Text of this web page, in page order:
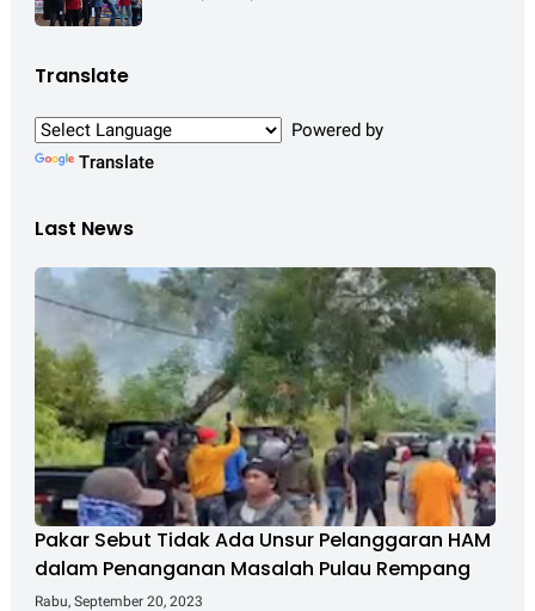
Translate
Powered by
Translate
Last News
Pakar Sebut Tidak Ada Unsur Pelanggaran HAM
dalam Penanganan Masalah Pulau Rempang
Rabu, September 20, 2023